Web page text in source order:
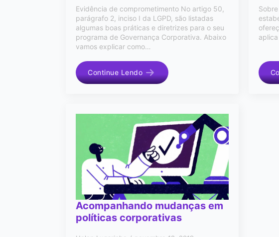
Evidência de comprometimento No artigo 50,
parágrafo 2, inciso I da LGPD, são listadas
algumas boas práticas e diretrizes para o seu
programa de Governança Corporativa. Abaixo
vamos explicar como…
Continue Lendo
Acompanhando mudanças em
políticas corporativas